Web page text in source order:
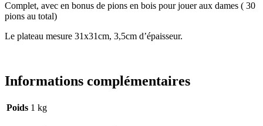
Complet, avec en bonus de pions en bois pour jouer aux dames ( 30
pions au total)
Le plateau mesure 31x31cm, 3,5cm d’épaisseur.
Informations complémentaires
Poids 1 kg